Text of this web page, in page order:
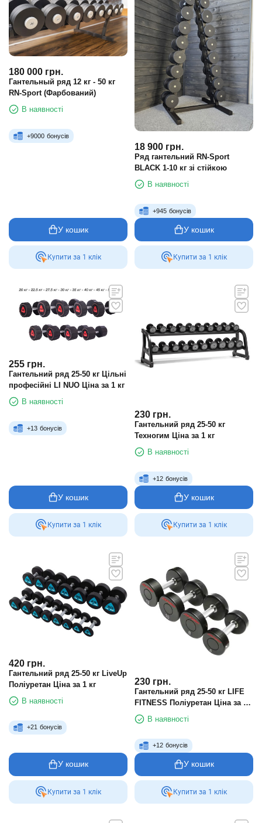
180 000 грн.
Гантельный ряд 12 кг - 50 кг
RN-Sport (Фарбований)
В наявності
+9000 бонусів
У кошик
Купити за 1 клiк
18 900 грн.
Ряд гантельний RN-Sport
BLACK 1-10 кг зі стійкою
В наявності
+945 бонусів
У кошик
Купити за 1 клiк
255 грн.
Гантельний ряд 25-50 кг Цільні
професійні LI NUO Ціна за 1 кг
В наявності
+13 бонусів
У кошик
Купити за 1 клiк
230 грн.
Гантельний ряд 25-50 кг
Техногим Ціна за 1 кг
В наявності
+12 бонусів
У кошик
Купити за 1 клiк
420 грн.
Гантельний ряд 25-50 кг LiveUp
Поліуретан Ціна за 1 кг
В наявності
+21 бонусів
У кошик
Купити за 1 клiк
230 грн.
Гантельний ряд 25-50 кг LIFE
FITNESS Поліуретан Ціна за 1
кг
В наявності
+12 бонусів
У кошик
Купити за 1 клiк